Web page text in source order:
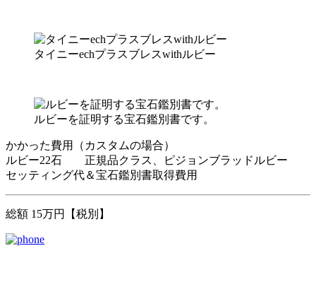
タイニーechプラスブレスwithルビー
ルビーを証明する宝石鑑別書です。
かかった費用（カスタムの場合）
ルビー22石 正規品クラス、ピジョンブラッドルビー
セッティング代＆宝石鑑別書取得費用
総額 15万円【税別】